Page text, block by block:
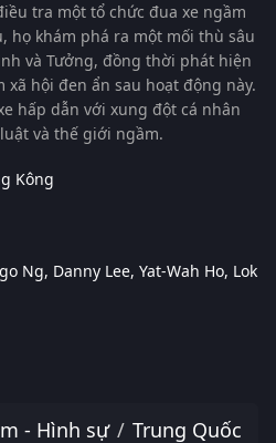
tra một tổ chức đua xe ngầm
họ khám phá ra một mối thù sâu
và Tưởng, đồng thời phát hiện
hội đen ẩn sau hoạt động này.
hấp dẫn với xung đột cá nhân
và thế giới ngầm.
Kông
Ng Danny Lee Yat-Wah Ho Lok
- Hình sự
Trung Quốc